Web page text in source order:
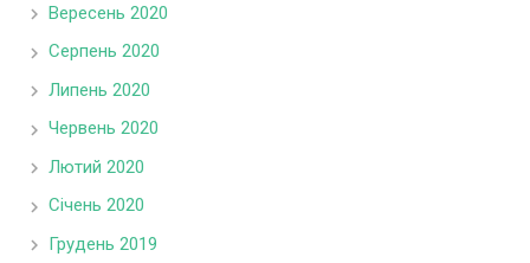
Вересень 2020
Серпень 2020
Липень 2020
Червень 2020
Лютий 2020
Січень 2020
Грудень 2019